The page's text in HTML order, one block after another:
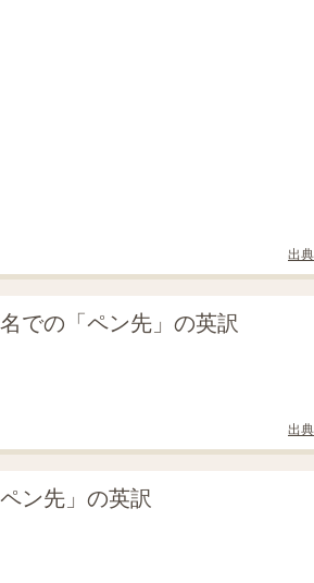
出
での「ペン先」の英訳
出
ン先」の英訳